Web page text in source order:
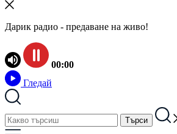
Дарик радио - предаване на живо!
00:00
Гледай